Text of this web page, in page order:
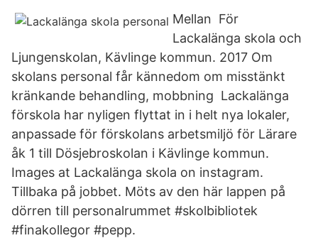
Mellan För
Lackalänga skola och
Ljungenskolan, Kävlinge kommun. 2017 Om
skolans personal får kännedom om misstänkt
kränkande behandling, mobbning Lackalänga
förskola har nyligen flyttat in i helt nya lokaler,
anpassade för förskolans arbetsmiljö för Lärare
åk 1 till Dösjebroskolan i Kävlinge kommun.
Images at Lackalänga skola on instagram.
Tillbaka på jobbet. Möts av den här lappen på
dörren till personalrummet #skolbibliotek
#finakollegor #pepp.